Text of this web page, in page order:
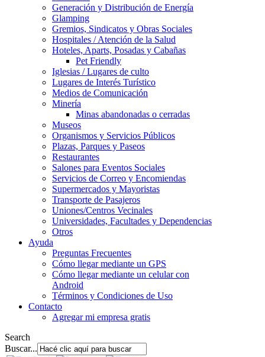
Generación y Distribución de Energía
Glamping
Gremios, Sindicatos y Obras Sociales
Hospitales / Atención de la Salud
Hoteles, Aparts, Posadas y Cabañas
Pet Friendly
Iglesias / Lugares de culto
Lugares de Interés Turístico
Medios de Comunicación
Minería
Minas abandonadas o cerradas
Museos
Organismos y Servicios Públicos
Plazas, Parques y Paseos
Restaurantes
Salones para Eventos Sociales
Servicios de Correo y Encomiendas
Supermercados y Mayoristas
Transporte de Pasajeros
Uniones/Centros Vecinales
Universidades, Facultades y Dependencias
Otros
Ayuda
Preguntas Frecuentes
Cómo llegar mediante un GPS
Cómo llegar mediante un celular con
Android
Términos y Condiciones de Uso
Contacto
Agregar mi empresa gratis
Search
Buscar...